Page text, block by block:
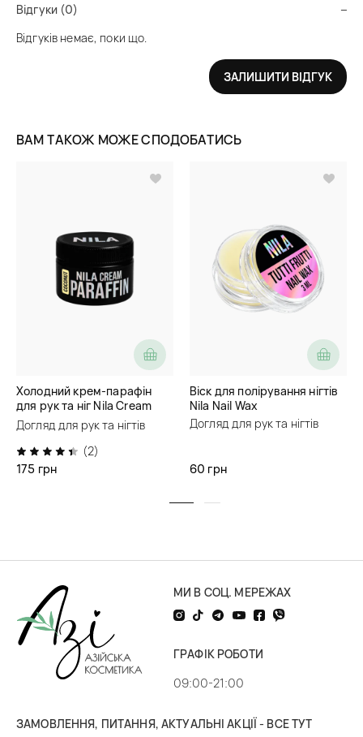
Відгуки (0)
Відгуків немає, поки що.
ЗАЛИШИТИ ВІДГУК
ВАМ ТАКОЖ МОЖЕ СПОДОБАТИСЬ
Холодний крем-парафін
для рук та ніг Nila Cream
Paraffin
Догляд для рук та нігтів
(2)
175 грн
Віск для полірування нігтів
Nila Nail Wax
Догляд для рук та нігтів
60 грн
МИ В СОЦ. МЕРЕЖАХ
ГРАФІК РОБОТИ
09:00-21:00
ЗАМОВЛЕННЯ, ПИТАННЯ, АКТУАЛЬНІ АКЦІЇ - ВСЕ ТУТ